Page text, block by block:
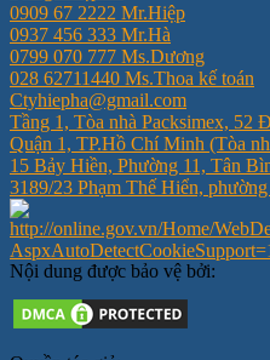
0909 67 2222 Mr.Hiệp
0937 456 333 Mr.Hà
0799 070 777 Ms.Dương
028 62711440 Ms.Thoa kế toán
Ctyhiepha@gmail.com
Tầng 1, Tòa nhà Packsimex, 52
Quận 1, TP.Hồ Chí Minh (Tòa
15 Bảy Hiền, Phường 11, Tân
3189/23 Phạm Thế Hiển,
Nội dung được bảo vệ bởi: